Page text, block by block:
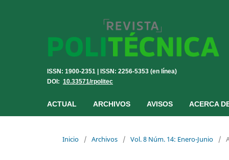
ISSN: 1900-2351 | ISSN: 2256-5353 (en línea)
DOI: 10.33571/rpolitec
ACTUAL ARCHIVOS AVISOS ACERCA
Inicio / Archivos / Vol. 8 Núm. 14: Enero-Junio /